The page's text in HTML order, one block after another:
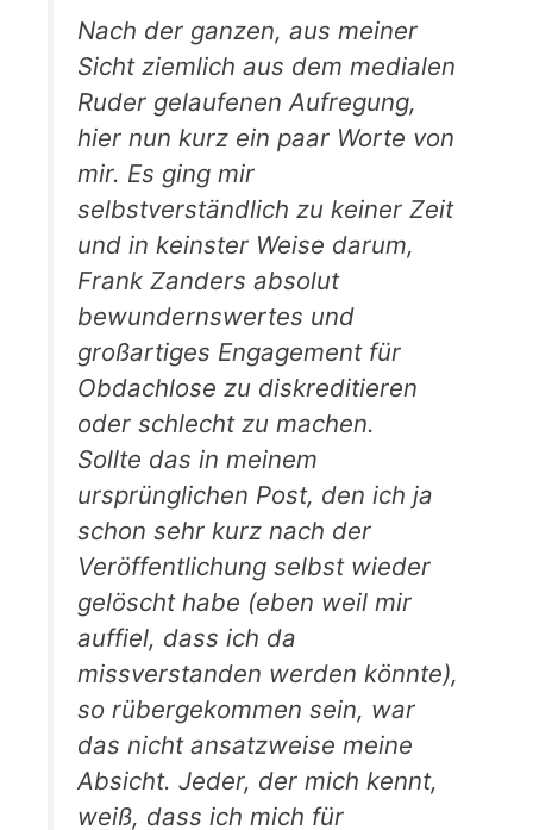
Nach der ganzen, aus meiner
Sicht ziemlich aus dem medialen
Ruder gelaufenen Aufregung,
hier nun kurz ein paar Worte von
mir. Es ging mir
selbstverständlich zu keiner Zeit
und in keinster Weise darum,
Frank Zanders absolut
bewundernswertes und
großartiges Engagement für
Obdachlose zu diskreditieren
oder schlecht zu machen.
Sollte das in meinem
ursprünglichen Post, den ich ja
schon sehr kurz nach der
Veröffentlichung selbst wieder
gelöscht habe (eben weil mir
auffiel, dass ich da
missverstanden werden könnte),
so rübergekommen sein, war
das nicht ansatzweise meine
Absicht. Jeder, der mich kennt,
weiß, dass ich mich für